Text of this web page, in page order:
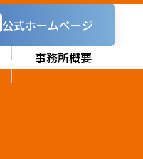
公式ホームページ
事務所概要